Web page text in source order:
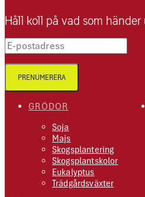
GRÖDOR
Soja
Majs
Skogsplantering
Skogsplantskolor
Eukalyptus
Trädgårdsväxter
Håll koll på vad som
E-postadress
PRENUMERERA